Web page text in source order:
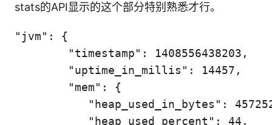
stats的API显示的这个部分特别熟悉才行。
"jvm": {